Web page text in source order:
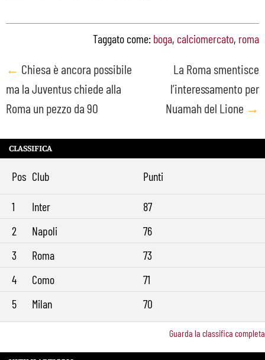
Taggato come: boga, calciomercato, roma
Post
navigation
← Chiesa è ancora possibile
ma la Juventus chiede alla
Roma un pezzo da 90
La Roma smentisce
l’interessamento per
Nuamah del Lione →
CLASSIFICA
Pos Club Punti
1 Inter
87
2
Napoli
76
3
Roma
73
4
Como
71
5
Milan 70
Guarda la classifica completa